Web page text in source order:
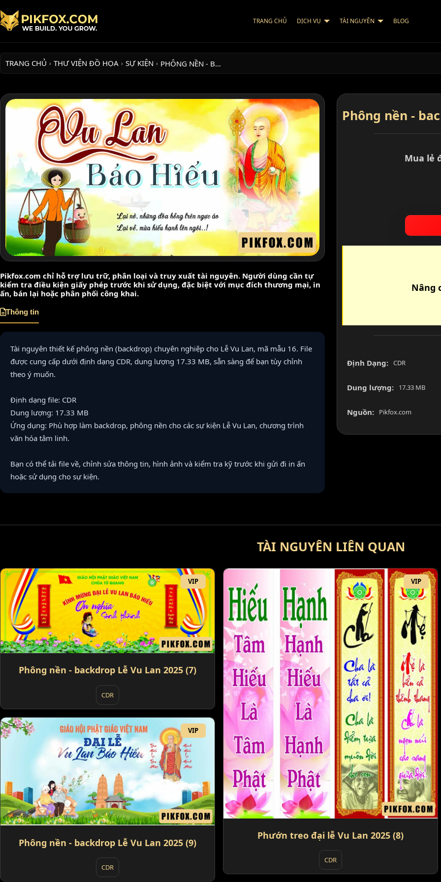
TRANG CHỦ DỊCH VỤ TÀI NGUYÊN BLOG
TRANG CHỦ › THƯ VIỆN ĐỒ HỌA › SỰ KIỆN › PHÔNG NỀN - B…
Pikfox.com chỉ hỗ trợ lưu trữ, phân loại và truy xuất tài nguyên. Người dùng cần tự
kiểm tra điều kiện giấy phép trước khi sử dụng, đặc biệt với mục đích thương mại, in
ấn, bán lại hoặc phân phối công khai.
Thông tin
Tài nguyên thiết kế phông nền (backdrop) chuyên nghiệp cho Lễ Vu Lan, mã mẫu 16. File
được cung cấp dưới định dạng CDR, dung lượng 17.33 MB, sẵn sàng để bạn tùy chỉnh
theo ý muốn.
Định dạng file: CDR
Dung lượng: 17.33 MB
Ứng dụng: Phù hợp làm backdrop, phông nền cho các sự kiện Lễ Vu Lan, chương trình
văn hóa tâm linh.
Bạn có thể tải file về, chỉnh sửa thông tin, hình ảnh và kiểm tra kỹ trước khi gửi đi in ấn
hoặc sử dụng cho sự kiện.
Phông nền -
Mua lẻ
Nâng
Định Dạng: CDR
Dung lượng: 17.33 MB
Nguồn: Pikfox.com
TÀI NGUYÊN LIÊN QUAN
VIP
Phông nền - backdrop Lễ Vu Lan 2025 (7)
CDR
VIP
Phướn treo đại lễ Vu Lan 2025 (8)
CDR
VIP
Phông nền - backdrop Lễ Vu Lan 2025 (9)
CDR